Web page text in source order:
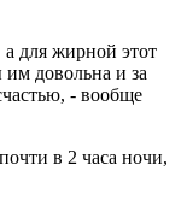
для жирной этот
довольна и за
- вообще
в 2 часа ночи,